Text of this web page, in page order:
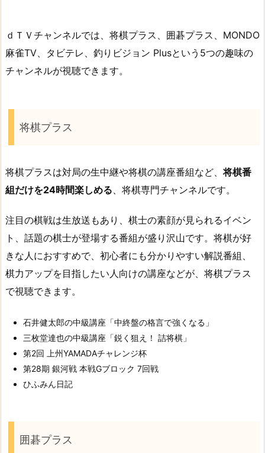
ｄＴＶチャンネルでは、将棋プラス、囲碁プラス、MONDO
麻雀TV、タビテレ、釣りビジョン Plusという5つの趣味の
チャンネルが視聴できます。
将棋プラス
将棋プラスは対局の生中継や将棋の講座番組など、将棋番
組だけを24時間楽しめる 、将棋専門チャンネルです。
注目の棋戦は生放送もあり、棋士の素顔が見られるイベン
ト、話題の棋士が登場する番組が盛り沢山です。将棋が好
きな人におすすめで、初心者にも分かりやすい解説番組、
棋力アップを目指したい人向けの講座などが、将棋プラス
で視聴できます。
石井健太郎の中級講座「中終盤の格言で強くなる」
三枚堂達也の中級講座「鋭く狙え！ 詰将棋」
第2回 上州YAMADAチャレンジ杯
第28期 銀河戦 本戦Gブロック 7回戦
ひふみん日記
囲碁プラス